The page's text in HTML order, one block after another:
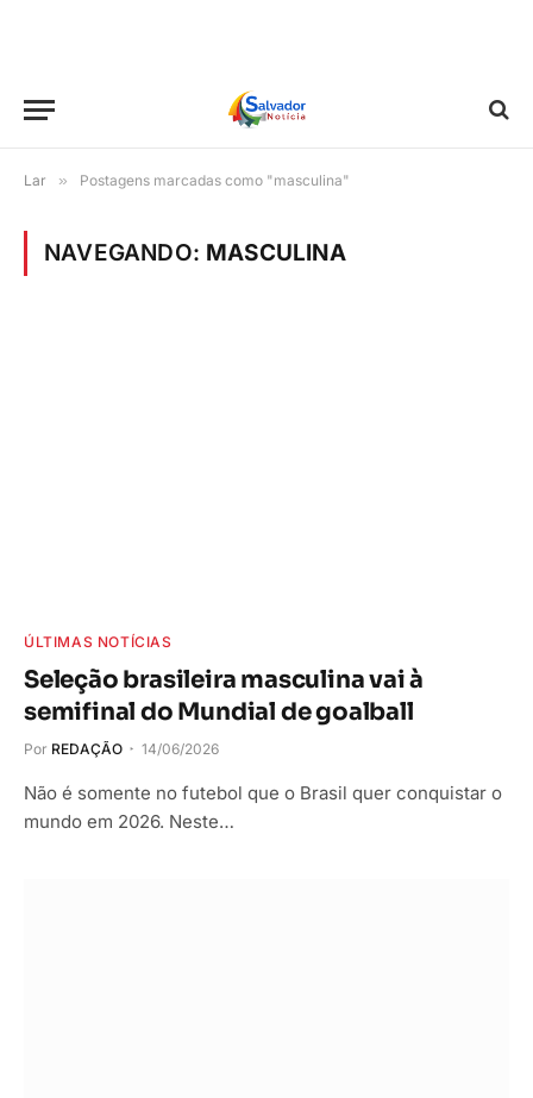
Lar » Postagens marcadas como "masculina"
NAVEGANDO: MASCULINA
ÚLTIMAS NOTÍCIAS
Seleção brasileira masculina vai à
semifinal do Mundial de goalball
Por REDAÇÃO 14/06/2026
Não é somente no futebol que o Brasil quer conquistar o
mundo em 2026. Neste…